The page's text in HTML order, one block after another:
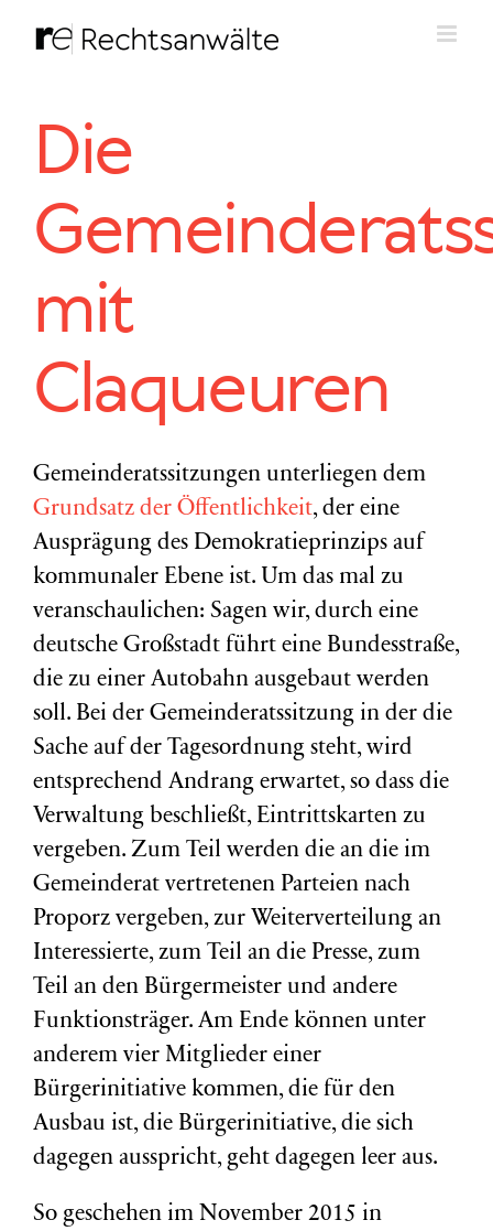
Inhalt
Die
mit
Claqueuren
Gemeinderatssitzungen unterliegen dem
Grundsatz der Öffentlichkeit, der eine
Ausprägung des Demokratieprinzips auf
kommunaler Ebene ist. Um das mal zu
veranschaulichen: Sagen wir, durch eine
deutsche Großstadt führt eine Bundesstraße,
die zu einer Autobahn ausgebaut werden
soll. Bei der Gemeinderatssitzung in der die
Sache auf der Tagesordnung steht, wird
entsprechend Andrang erwartet, so dass die
Verwaltung beschließt, Eintrittskarten zu
vergeben. Zum Teil werden die an die im
Gemeinderat vertretenen Parteien nach
Proporz vergeben, zur Weiterverteilung an
Interessierte, zum Teil an die Presse, zum
Teil an den Bürgermeister und andere
Funktionsträger. Am Ende können unter
anderem vier Mitglieder einer
Bürgerinitiative kommen, die für den
Ausbau ist, die Bürgerinitiative, die sich
dagegen ausspricht, geht dagegen leer aus.
So geschehen im November 2015 in